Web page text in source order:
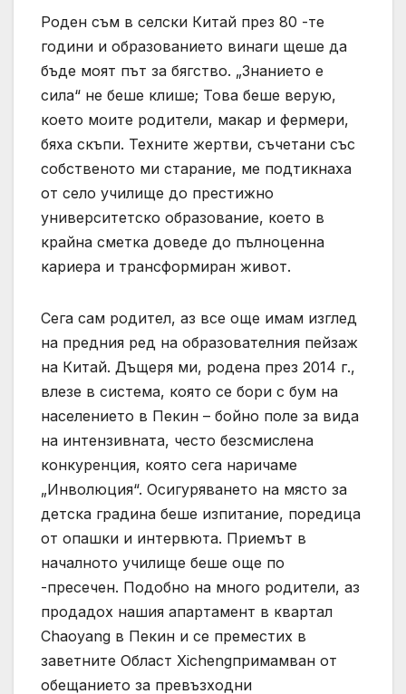
Роден съм в селски Китай през 80 -те
години и образованието винаги щеше да
бъде моят път за бягство. „Знанието е
сила“ не беше клише; Това беше верую,
което моите родители, макар и фермери,
бяха скъпи. Техните жертви, съчетани със
собственото ми старание, ме подтикнаха
от село училище до престижно
университетско образование, което в
крайна сметка доведе до пълноценна
кариера и трансформиран живот.
Сега сам родител, аз все още имам изглед
на предния ред на образователния пейзаж
на Китай. Дъщеря ми, родена през 2014 г.,
влезе в система, която се бори с бум на
населението в Пекин – бойно поле за вида
на интензивната, често безсмислена
конкуренция, която сега наричаме
„Инволюция“. Осигуряването на място за
детска градина беше изпитание, поредица
от опашки и интервюта. Приемът в
началното училище беше още по
-пресечен. Подобно на много родители, аз
продадох нашия апартамент в квартал
Chaoyang в Пекин и се преместих в
заветните Област Xichengпримамван от
обещанието за превъзходни